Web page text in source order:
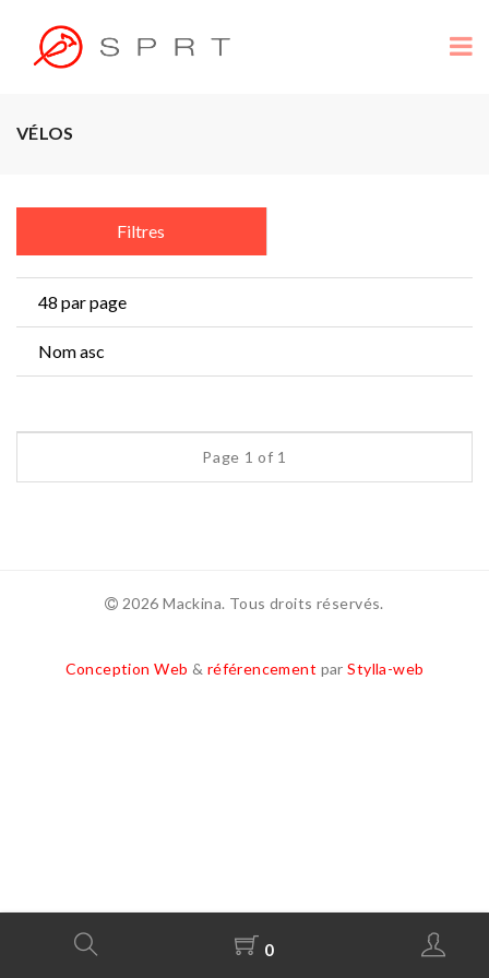
0
VÉLOS
Filtres
Page 1 of 1
2026 Mackina. Tous droits réservés.
Conception Web & référencement parStylla-web